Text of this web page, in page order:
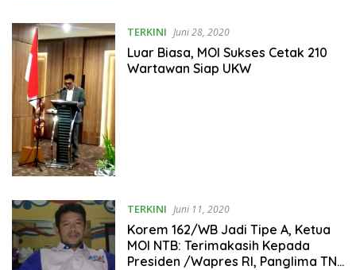
TERKINI Juni 28, 2020
Luar Biasa, MOI Sukses Cetak 210
Wartawan Siap UKW
TERKINI Juni 11, 2020
Korem 162/WB Jadi Tipe A, Ketua
MOI NTB: Terimakasih Kepada
Presiden /Wapres RI, Panglima TNI